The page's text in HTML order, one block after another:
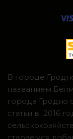
В городе
названием
города Гродно
статьи в 2016
стараемся